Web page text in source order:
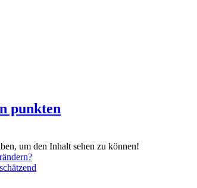
punkten
um den Inhalt sehen zu können!